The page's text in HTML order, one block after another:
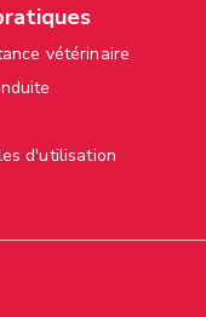
vétérinaire
d'utilisation